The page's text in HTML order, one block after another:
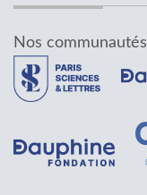
Nos communautés